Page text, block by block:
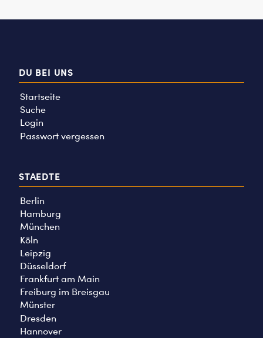
DU BEI UNS
Startseite
Suche
Login
Passwort vergessen
STAEDTE
Berlin
Hamburg
München
Köln
Leipzig
Düsseldorf
Frankfurt am Main
Freiburg im Breisgau
Münster
Dresden
Hannover